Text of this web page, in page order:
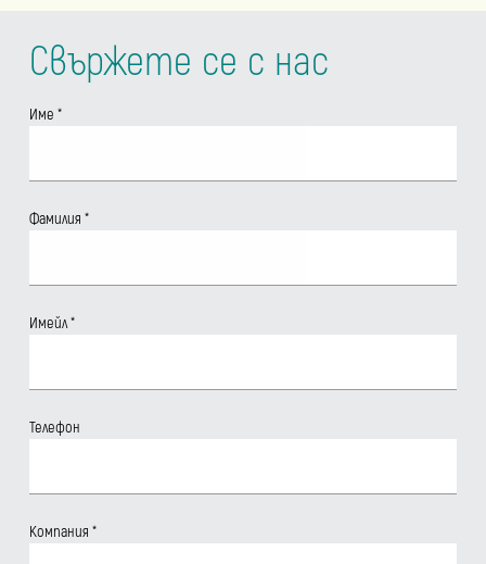
Свържете се с нас
Име*
Фамилия*
Имейл*
Телефон
Компания*